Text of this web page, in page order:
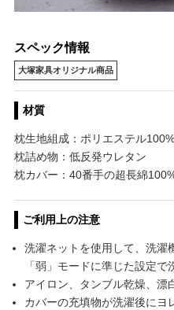
スペック情報
大塚家具オリジナル商品
材質
枕生地組成：ポリエステル100%
枕詰め物：低反発ウレタン
枕カバー：40番手の超長綿
ご利用上の注意
洗濯ネットを使用して、洗濯
「弱」モードに準じた設定で
アイロン、タンブル乾燥、漂
カバーの充填物が洗濯後にヨ